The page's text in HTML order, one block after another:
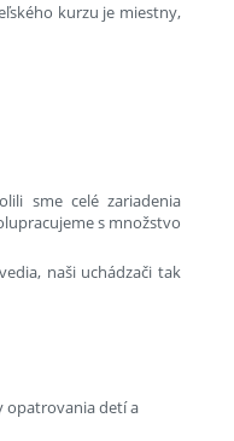
kurzu je miestny,
sme celé zariadenia
s množstvo
naši uchádzači tak
opatrovania detí a